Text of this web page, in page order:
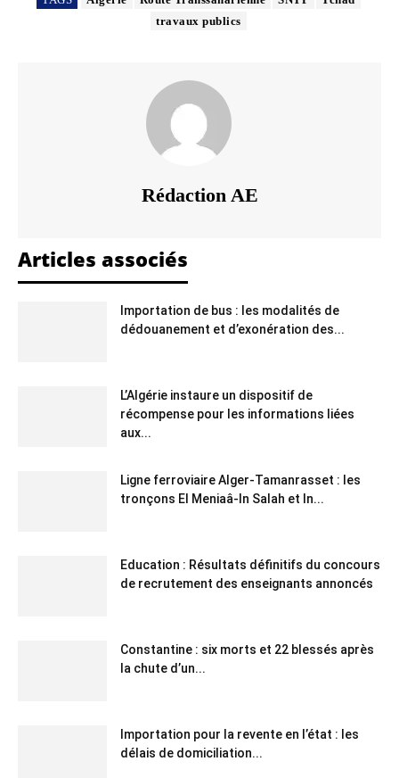
travaux publics
Rédaction AE
Articles associés
Importation de bus : les modalités de
dédouanement et d’exonération des...
L’Algérie instaure un dispositif de
récompense pour les informations liées
aux...
Ligne ferroviaire Alger-Tamanrasset : les
tronçons El Meniaâ-In Salah et In...
Education : Résultats définitifs du concours
de recrutement des enseignants annoncés
Constantine : six morts et 22 blessés après
la chute d’un...
Importation pour la revente en l’état : les
délais de domiciliation...